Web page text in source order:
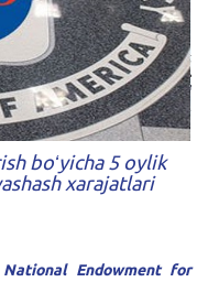
boʻyicha 5 oylik
xarajatlari
National Endowment for